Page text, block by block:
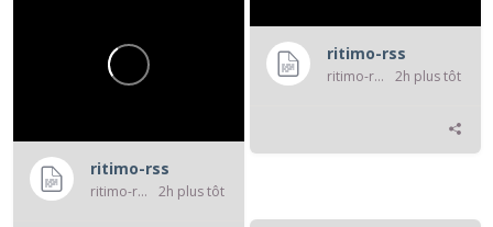
ritimo-rss
ritimo-rss 2h plus tôt
ritimo-rss
ritimo-rss 2h plus tôt